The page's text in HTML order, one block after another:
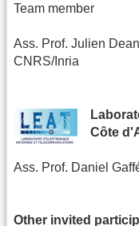
Team member
Ass. Prof. Julien
CNRS/Inria
Côte
Ass. Prof. Daniel
Other invited